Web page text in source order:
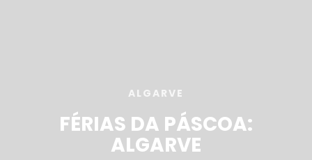
ALGARVE
FÉRIAS DA PÁSCOA:
ALGARVE